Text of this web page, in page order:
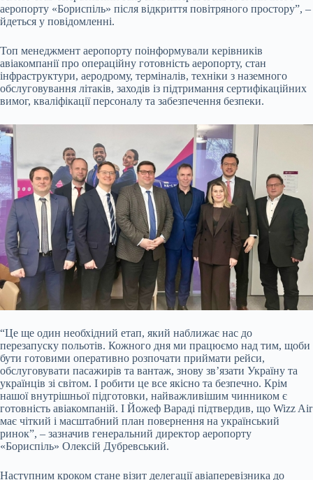
аеропорту «Бориспіль» після відкриття повітряного простору”, –
йдеться у повідомленні.
Топ менеджмент аеропорту поінформували керівників
авіакомпанії про операційну готовність аеропорту, стан
інфраструктури, аеродрому, терміналів, техніки з наземного
обслуговування літаків, заходів із підтримання сертифікаційних
вимог, кваліфікації персоналу та забезпечення безпеки.
“Це ще один необхідний етап, який наближає нас до
перезапуску польотів. Кожного дня ми працюємо над тим, щоби
бути готовими оперативно розпочати приймати рейси,
обслуговувати пасажирів та вантаж, знову звʼязати Україну та
українців зі світом. І робити це все якісно та безпечно. Крім
нашої внутрішньої підготовки, найважливішим чинником є
готовність авіакомпаній. І Йожеф Вараді підтвердив, що Wizz Air
має чіткий і масштабний план повернення на український
ринок”, – зазначив генеральний директор аеропорту
«Бориспіль» Олексій Дубревський.
Наступним кроком стане візит делегації авіаперевізника до